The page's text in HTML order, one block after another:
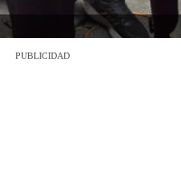
PUBLICIDAD